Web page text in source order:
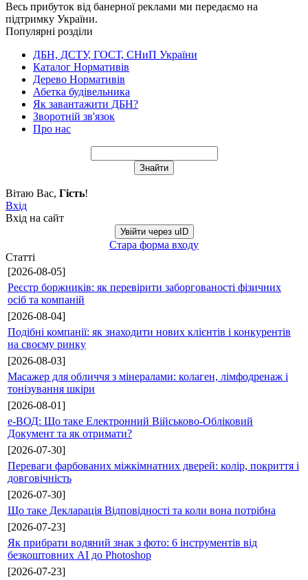
Весь прибуток від банерної реклами ми передаємо на
підтримку України.
Популярні розділи
ДБН, ДСТУ, ГОСТ, СНиП України
Каталог Нормативів
Дерево Нормативів
Абетка будівельника
Як завантажити ДБН?
Зворотній зв'язок
Про нас
Вітаю Вас, Гість!
Вхід
Вхід на сайт
Увійти через uID
Стара форма входу
Статті
[2026-08-05]
Реєстр боржників: як перевірити заборгованості фізичних
осіб та компаній
[2026-08-04]
Подібні компанії: як знаходити нових клієнтів і конкурентів
на своєму ринку
[2026-08-03]
Масажер для обличчя з мінералами: колаген, лімфодренаж і
тонізування шкіри
[2026-08-01]
е-ВОД: Що таке Електронний Військово-Обліковий
Документ та як отримати?
[2026-07-30]
Переваги фарбованих міжкімнатних дверей: колір, покриття і
довговічність
[2026-07-30]
Що таке Декларація Відповідності та коли вона потрібна
[2026-07-23]
Як прибрати водяний знак з фото: 6 інструментів від
безкоштовних AI до Photoshop
[2026-07-23]